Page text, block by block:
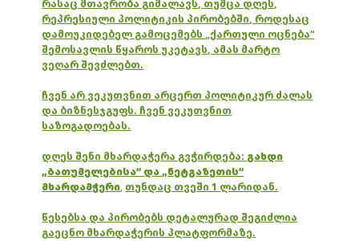
რასაც მთავრობა გიმალავს, თუმცა დღეს,
რეპრესიული პოლიტიკის პირობებში, როდესაც
დამოუკიდებელ გამოცემებს „ქართული ოცნება“
შემოსავლის წყაროს უკეტავს, ამას მარტო
ვეღარ შევძლებთ.
ჩვენ არ ვეკუთვნით არცერთ პოლიტიკურ ძალას
და ბიზნესჯგუფს. ჩვენ ვეკუთვნით
საზოგადოებას.
დღეს შენი მხარდაჭერა გვჭირდება: გახდი
„ბათუმელებისა“ და „ნეტგაზეთის“
მხარდამჭერი, თუნდაც თვეში 1 ლარიდან.
წესებსა და პირობებს დეტალურად შეგიძლია
გაეცნო მხარდაჭერის პლატფორმაზე.